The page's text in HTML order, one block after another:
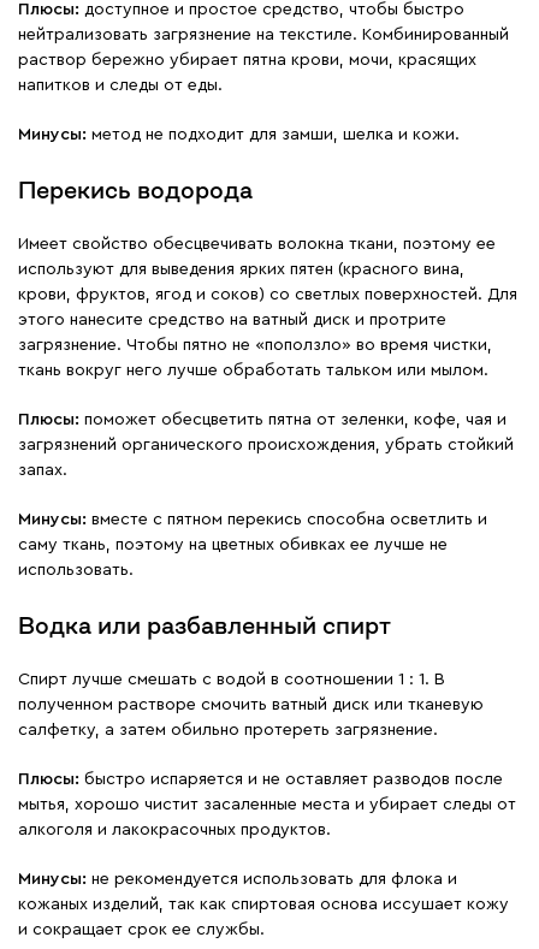
Плюсы: доступное и простое средство, чтобы быстро
нейтрализовать загрязнение на текстиле. Комбинированный
раствор бережно убирает пятна крови, мочи, красящих
напитков и следы от еды.
Минусы: метод не подходит для замши, шелка и кожи.
Перекись водорода
Имеет свойство обесцвечивать волокна ткани, поэтому ее
используют для выведения ярких пятен (красного вина,
крови, фруктов, ягод и соков) со светлых поверхностей. Для
этого нанесите средство на ватный диск и протрите
загрязнение. Чтобы пятно не «поползло» во время чистки,
ткань вокруг него лучше обработать тальком или мылом.
Плюсы: поможет обесцветить пятна от зеленки, кофе, чая и
загрязнений органического происхождения, убрать стойкий
запах.
Минусы: вместе с пятном перекись способна осветлить и
саму ткань, поэтому на цветных обивках ее лучше не
использовать.
Водка или разбавленный спирт
Спирт лучше смешать с водой в соотношении 1 : 1. В
полученном растворе смочить ватный диск или тканевую
салфетку, а затем обильно протереть загрязнение.
Плюсы: быстро испаряется и не оставляет разводов после
мытья, хорошо чистит засаленные места и убирает следы от
алкоголя и лакокрасочных продуктов.
Минусы: не рекомендуется использовать для флока и
кожаных изделий, так как спиртовая основа иссушает кожу
и сокращает срок ее службы.